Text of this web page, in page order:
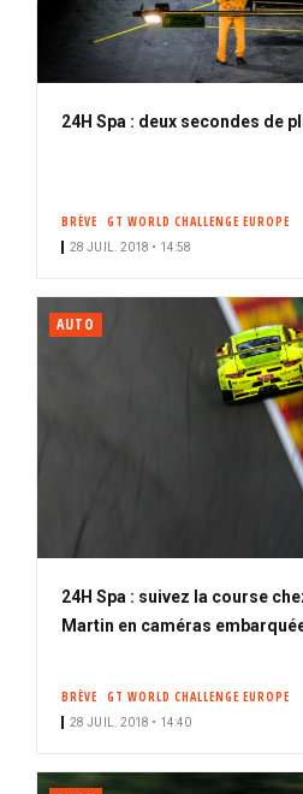
24H Spa : deux secondes de
BRÈVE GT WORLD CHALLENGE EUROPE
28 JUIL. 2018 • 14:58
AUTO
24H Spa : suivez la course
Martin en caméras
BRÈVE GT WORLD CHALLENGE EUROPE
28 JUIL. 2018 • 14:40